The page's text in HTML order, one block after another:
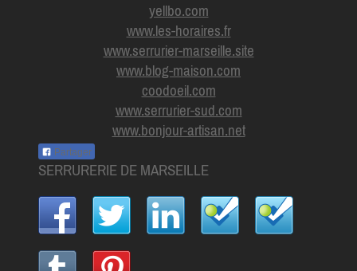
yellbo.com
www.les-horaires.fr
www.serrurier-marseille.site
www.blog-maison.com
coodoeil.com
www.serrurier-sud.com
www.bonjour-artisan.net
Partager
SERRURERIE DE MARSEILLE